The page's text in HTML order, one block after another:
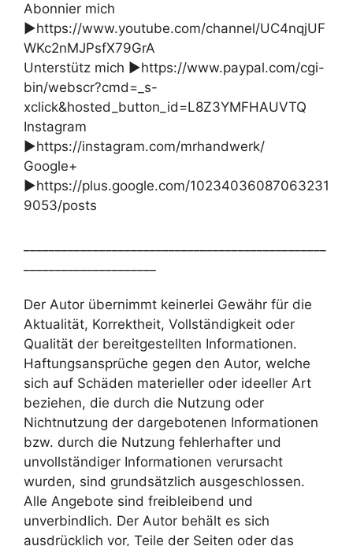
Abonnier mich
►https://www.youtube.com/channel/UC4nqjUF
WKc2nMJPsfX79GrA
Unterstütz mich ►https://www.paypal.com/cgi-
bin/webscr?cmd=_s-
xclick&hosted_button_id=L8Z3YMFHAUVTQ
Instagram
►https://instagram.com/mrhandwerk/
Google+
►https://plus.google.com/10234036087063231
9053/posts
Der Autor übernimmt keinerlei Gewähr für die
Aktualität, Korrektheit, Vollständigkeit oder
Qualität der bereitgestellten Informationen.
Haftungsansprüche gegen den Autor, welche
sich auf Schäden materieller oder ideeller Art
beziehen, die durch die Nutzung oder
Nichtnutzung der dargebotenen Informationen
bzw. durch die Nutzung fehlerhafter und
unvollständiger Informationen verursacht
wurden, sind grundsätzlich ausgeschlossen.
Alle Angebote sind freibleibend und
unverbindlich. Der Autor behält es sich
ausdrücklich vor, Teile der Seiten oder das